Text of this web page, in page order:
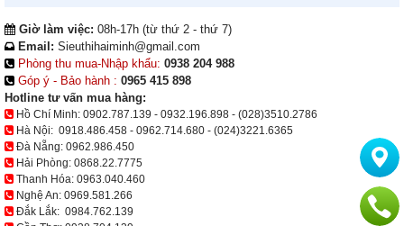
Giờ làm việc: 08h-17h (từ thứ 2 - thứ 7)
Email: Sieuthihaiminh@gmail.com
Phòng thu mua-Nhập khẩu: 0938 204 988
Góp ý - Bảo hành : 0965 415 898
Hotline tư vấn mua hàng:
Hồ Chí Minh: 0902.787.139 - 0932.196.898 - (028)3510.2786
Hà Nội: 0918.486.458 - 0962.714.680 - (024)3221.6365
Đà Nẵng: 0962.986.450
Hải Phòng: 0868.22.7775
Thanh Hóa: 0963.040.460
Nghệ An: 0969.581.266
Đắk Lắk: 0984.762.139